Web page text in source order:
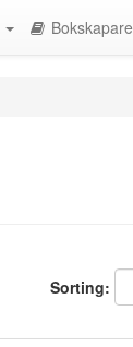
Bokskapare
Sorting: